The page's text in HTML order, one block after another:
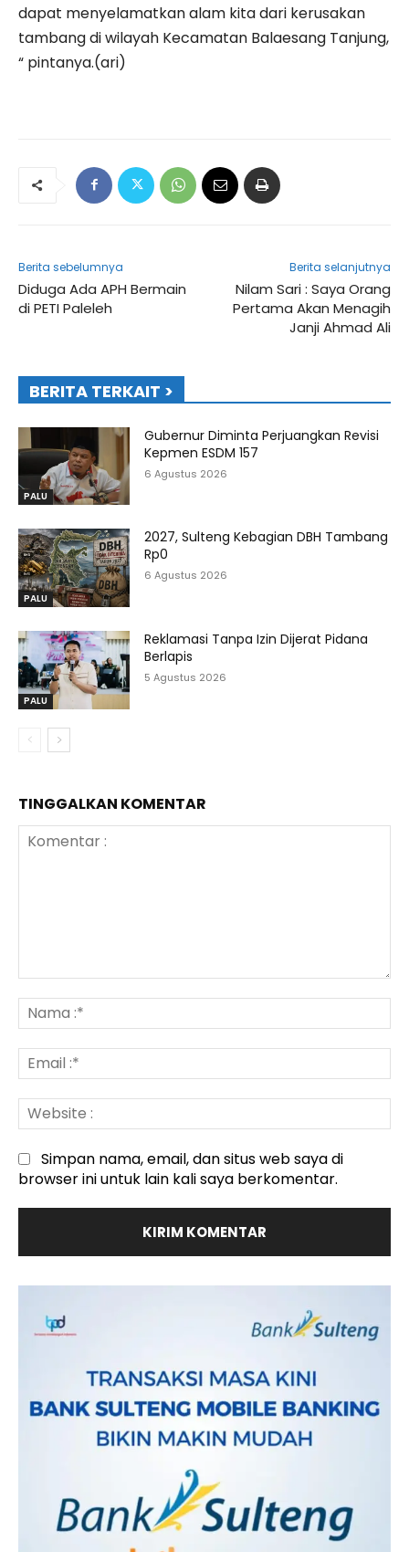
dapat menyelamatkan alam kita dari kerusakan
tambang di wilayah Kecamatan Balaesang Tanjung,
“ pintanya.(ari)
Berita sebelumnya
Diduga Ada APH Bermain
di PETI Paleleh
Berita selanjutnya
Nilam Sari : Saya Orang
Pertama Akan Menagih
Janji Ahmad Ali
BERITA TERKAIT >
PALU
Gubernur Diminta Perjuangkan Revisi
Kepmen ESDM 157
6 Agustus 2026
PALU
2027, Sulteng Kebagian DBH Tambang
Rp0
6 Agustus 2026
PALU
Reklamasi Tanpa Izin Dijerat Pidana
Berlapis
5 Agustus 2026
TINGGALKAN KOMENTAR
:*
:*
:
Simpan nama, email, dan situs web saya di
browser ini untuk lain kali saya berkomentar.